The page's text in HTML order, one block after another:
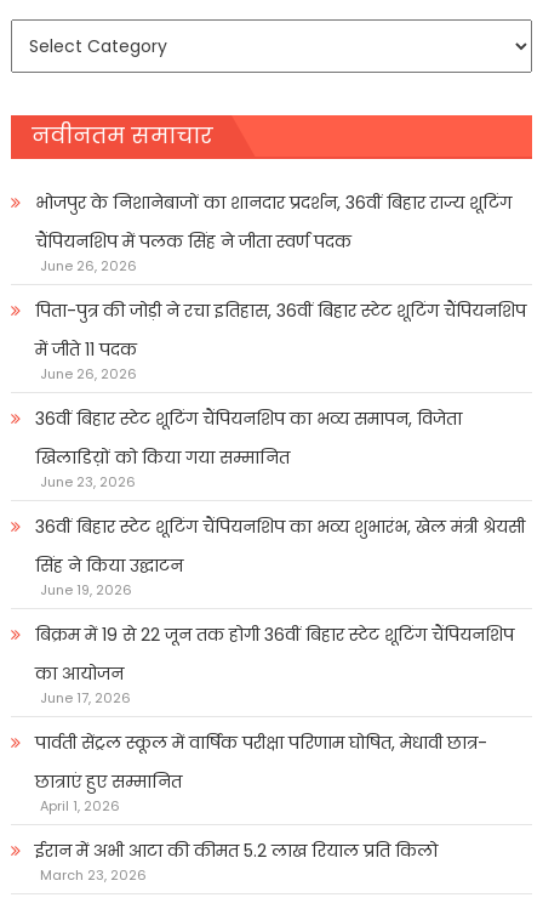
समाचार
नवीनतम समाचार
भोजपुर के निशानेबाजों का शानदार प्रदर्शन, 36वीं बिहार राज्य शूटिंग
चैंपियनशिप में पलक सिंह ने जीता स्वर्ण पदक
June 26, 2026
पिता-पुत्र की जोड़ी ने रचा इतिहास, 36वीं बिहार स्टेट शूटिंग चैंपियनशिप
में जीते 11 पदक
June 26, 2026
36वीं बिहार स्टेट शूटिंग चैंपियनशिप का भव्य समापन, विजेता
खिलाडिय़ों को किया गया सम्मानित
June 23, 2026
36वीं बिहार स्टेट शूटिंग चैंपियनशिप का भव्य शुभारंभ, खेल मंत्री श्रेयसी
सिंह ने किया उद्घाटन
June 19, 2026
बिक्रम में 19 से 22 जून तक होगी 36वीं बिहार स्टेट शूटिंग चैंपियनशिप
का आयोजन
June 17, 2026
पार्वती सेंट्रल स्कूल में वार्षिक परीक्षा परिणाम घोषित, मेधावी छात्र-
छात्राएं हुए सम्मानित
April 1, 2026
ईरान में अभी आटा की कीमत 5.2 लाख रियाल प्रति किलो
March 23, 2026